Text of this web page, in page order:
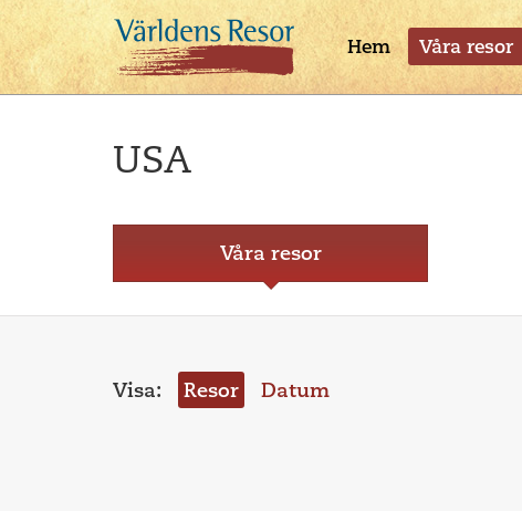
Hem Våra resor
USA
Våra resor
Visa: Resor Datum